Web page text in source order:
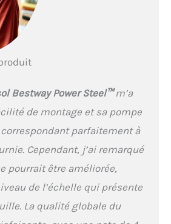
Bestway Power Steel™m’a
de montage et sa pompe
parfaitement à
Cependant, j’ai remarqué
pourrait être améliorée,
de l’échelle qui présente
La qualité globale du